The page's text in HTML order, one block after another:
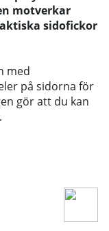
motverkar
sidofickor
med
på sidorna för
gör att du kan